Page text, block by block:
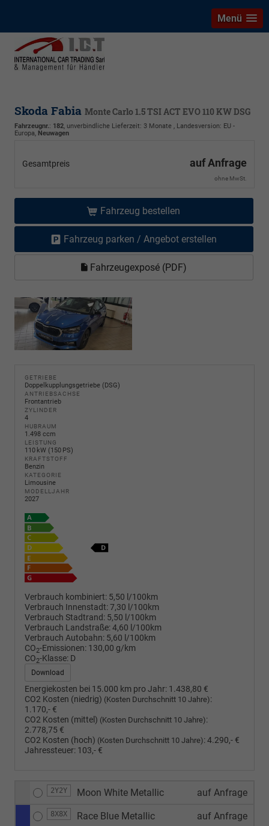
Menü
Skoda Fabia Monte Carlo 1.5 TSI ACT EVO 110 KW DSG
Fahrzeugnr.: 182, unverbindliche Lieferzeit: 3 Monate , Landesversion: EU -
Europa, Neuwagen
Gesamtpreis auf Anfrage
ohne MwSt.
Fahrzeug bestellen
Fahrzeug parken / Angebot erstellen
Fahrzeugexposé (PDF)
GETRIEBE
Doppelkupplungsgetriebe (DSG)
ANTRIEBSACHSE
Frontantrieb
ZYLINDER
4
HUBRAUM
1.498 ccm
LEISTUNG
110 kW (150 PS)
KRAFTSTOFF
Benzin
KATEGORIE
Limousine
MODELLJAHR
2027
Verbrauch kombiniert: 5,50 l/100km
Verbrauch Innenstadt:7,30 l/100km
Verbrauch Stadtrand: 5,50 l/100km
Verbrauch Landstraße:4,60 l/100km
Verbrauch Autobahn: 5,60 l/100km
CO2-Emissionen: 130,00 g/km
CO2-Klasse: D
Download
Energiekosten bei 15.000 km pro Jahr: 1.438,80 €
CO2 Kosten (niedrig) (Kosten Durchschnitt 10 Jahre):
1.170,- €
CO2 Kosten (mittel) (Kosten Durchschnitt 10 Jahre):
2.778,75 €
CO2 Kosten (hoch) (Kosten Durchschnitt 10 Jahre):4.290,- €
Jahressteuer: 103,- €
2Y2Y Moon White Metallic auf Anfrage
8X8X Race Blue Metallic auf Anfrage